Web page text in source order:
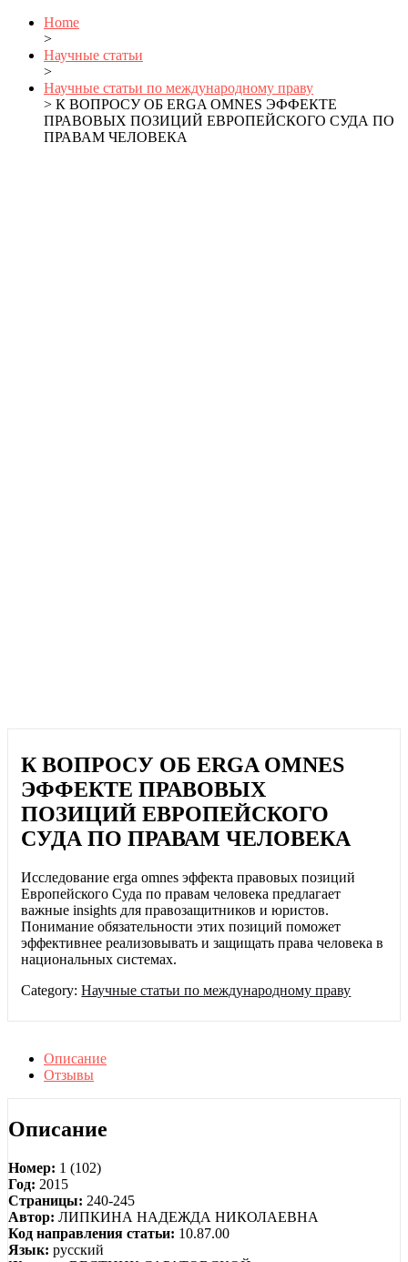
Home
>
Научные статьи
>
Научные статьи по международному праву
> К ВОПРОСУ ОБ ERGA OMNES ЭФФЕКТЕ
ПРАВОВЫХ ПОЗИЦИЙ ЕВРОПЕЙСКОГО СУДА ПО
ПРАВАМ ЧЕЛОВЕКА
К ВОПРОСУ ОБ ERGA OMNES
ЭФФЕКТЕ ПРАВОВЫХ
ПОЗИЦИЙ ЕВРОПЕЙСКОГО
СУДА ПО ПРАВАМ ЧЕЛОВЕКА
Исследование erga omnes эффекта правовых позиций
Европейского Суда по правам человека предлагает
важные insights для правозащитников и юристов.
Понимание обязательности этих позиций поможет
эффективнее реализовывать и защищать права человека в
национальных системах.
Category:Научные статьи по международному праву
Описание
Отзывы
Описание
Номер: 1 (102)
Год: 2015
Страницы: 240-245
Автор: ЛИПКИНА НАДЕЖДА НИКОЛАЕВНА
Код направления статьи: 10.87.00
Язык: русский